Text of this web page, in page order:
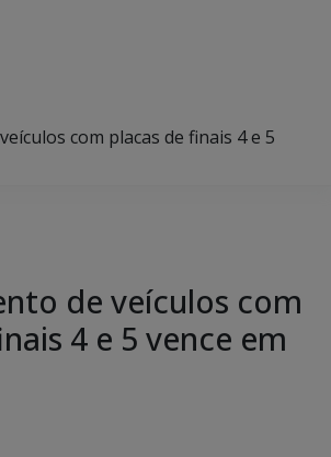
com placas de finais 4 e 5
de veículos com
4 e 5 vence em